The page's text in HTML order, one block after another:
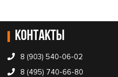
Контакты
8 (903) 540-06-02
8 (495) 740-66-80